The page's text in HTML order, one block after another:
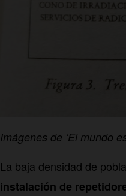
Imágenes de ‘El mundo
La baja densidad de
instalación de